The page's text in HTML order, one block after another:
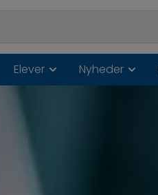
Elever Nyheder